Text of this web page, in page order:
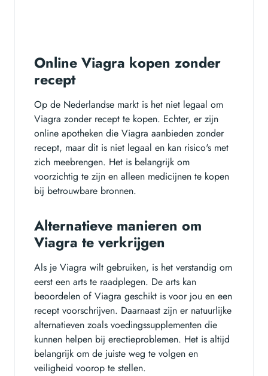
Online Viagra kopen zonder
recept
Op de Nederlandse markt is het niet legaal om
Viagra zonder recept te kopen. Echter, er zijn
online apotheken die Viagra aanbieden zonder
recept, maar dit is niet legaal en kan risico's met
zich meebrengen. Het is belangrijk om
voorzichtig te zijn en alleen medicijnen te kopen
bij betrouwbare bronnen.
Alternatieve manieren om
Viagra te verkrijgen
Als je Viagra wilt gebruiken, is het verstandig om
eerst een arts te raadplegen. De arts kan
beoordelen of Viagra geschikt is voor jou en een
recept voorschrijven. Daarnaast zijn er natuurlijke
alternatieven zoals voedingssupplementen die
kunnen helpen bij erectieproblemen. Het is altijd
belangrijk om de juiste weg te volgen en
veiligheid voorop te stellen.